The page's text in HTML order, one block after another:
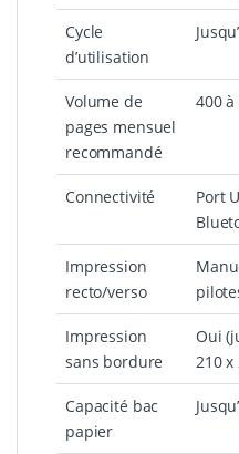
Cycle
d’utilisation
Volume de
pages mensuel
recommandé
400 à
Connectivité
Port
Impression
recto/verso
Impression
sans bordure
Oui
210 x
Capacité bac
papier